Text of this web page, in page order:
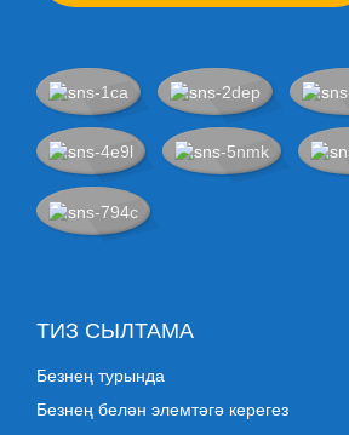
ТИЗ СЫЛТАМА
Безнең турында
Безнең белән элемтәгә керегез